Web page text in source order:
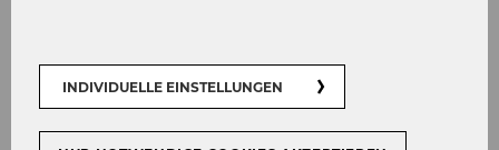
Das In­sti­tut für Ös­ter­rei­chi­sches und In­ter­na­
tio­na­les Steu­er­recht ver­an­stal­tet jähr­lich seit
Sym­po­si­um, wel­ches sich mit The­men rund
INDIVIDUELLE EINSTELLUNGEN